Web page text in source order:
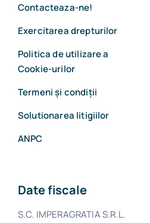
Contacteaza-ne!
Exercitarea drepturilor
Politica de utilizare a
Cookie-urilor
Termeni și condiții
Solutionarea litigiilor
ANPC
Date fiscale
S.C. IMPERAGRATIA S.R.L.